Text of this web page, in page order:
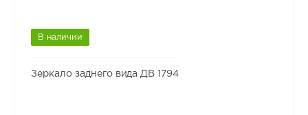
В наличии
Зеркало заднего вида ДВ 1794